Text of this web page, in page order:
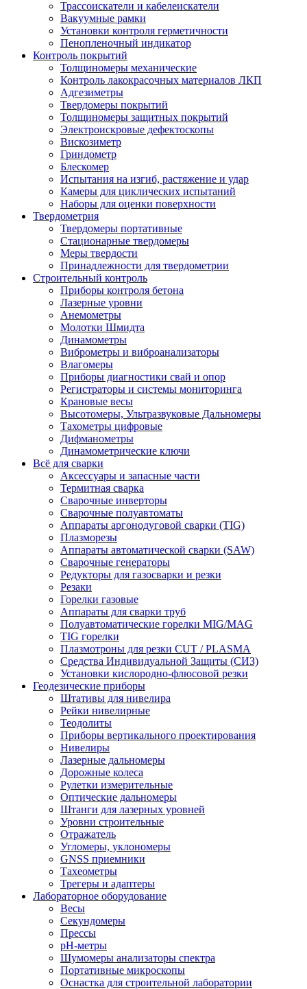
Трассоискатели и кабелеискатели
Вакуумные рамки
Установки контроля герметичности
Пенопленочный индикатор
Контроль покрытий
Толщиномеры механические
Контроль лакокрасочных материалов ЛКП
Адгезиметры
Твердомеры покрытий
Толщиномеры защитных покрытий
Электроискровые дефектоскопы
Вискозиметр
Гриндометр
Блескомер
Испытания на изгиб, растяжение и удар
Камеры для циклических испытаний
Наборы для оценки поверхности
Твердометрия
Твердомеры портативные
Стационарные твердомеры
Меры твердости
Принадлежности для твердометрии
Строительный контроль
Приборы контроля бетона
Лазерные уровни
Анемометры
Молотки Шмидта
Динамометры
Виброметры и виброанализаторы
Влагомеры
Приборы диагностики свай и опор
Регистраторы и системы мониторинга
Крановые весы
Высотомеры, Ультразвуковые Дальномеры
Тахометры цифровые
Дифманометры
Динамометрические ключи
Всё для сварки
Аксессуары и запасные части
Термитная сварка
Сварочные инверторы
Сварочные полуавтоматы
Аппараты аргонодуговой сварки (TIG)
Плазморезы
Аппараты автоматической сварки (SAW)
Сварочные генераторы
Редукторы для газосварки и резки
Резаки
Горелки газовые
Аппараты для сварки труб
Полуавтоматические горелки MIG/MAG
TIG горелки
Плазмотроны для резки CUT / PLASMA
Средства Индивидуальной Защиты (СИЗ)
Установки кислородно-флюсовой резки
Геодезические приборы
Штативы для нивелира
Рейки нивелирные
Теодолиты
Приборы вертикального проектирования
Нивелиры
Лазерные дальномеры
Дорожные колеса
Рулетки измерительные
Оптические дальномеры
Штанги для лазерных уровней
Уровни строительные
Отражатель
Угломеры, уклономеры
GNSS приемники
Тахеометры
Трегеры и адаптеры
Лабораторное оборудование
Весы
Секундомеры
Прессы
pH-метры
Шумомеры анализаторы спектра
Портативные микроскопы
Оснастка для строительной лаборатории